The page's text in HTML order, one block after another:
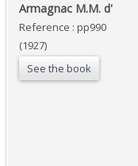
‎Armagnac M.M. d'‎
Reference : pp990
(1927)
See the book